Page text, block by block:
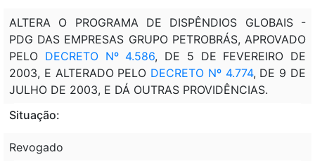
ALTERA O PROGRAMA DE DISPÊNDIOS GLOBAIS -
PDG DAS EMPRESAS GRUPO PETROBRÁS, APROVADO
PELO DECRETO Nº 4.586, DE 5 DE FEVEREIRO DE
2003, E ALTERADO PELO DECRETO Nº 4.774, DE 9 DE
JULHO DE 2003, E DÁ OUTRAS PROVIDÊNCIAS.
Situação:
Revogado